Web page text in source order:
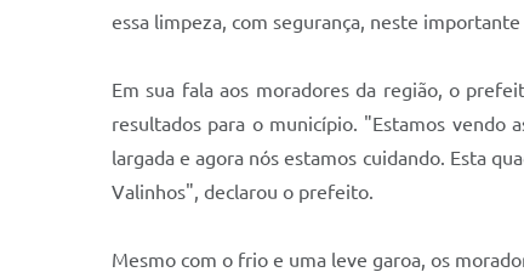
essa limpeza, com segurança, neste
Em sua fala aos moradores da região, o
resultados para o município. "Estamos vendo
largada e agora nós estamos cuidando. Esta
Valinhos", declarou o prefeito.
Mesmo com o frio e uma leve garoa, os